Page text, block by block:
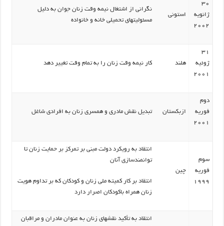
30
ژانویه
2002
استونی
نگرانی از اشتغال نیمه وقت زنان جوان به دلیل
مسئولیتهای تحمیلی خانه و خانواده
31
ژوئیه
2001
هلند کار نیمه وقت زنان را به تمام وقت تغییر دهد
دوم
فوریه
2001
ازبکستان تبدیل نقش مادری و همسری زنان به افرادی شاغل
سوم
فوریه
1999
چین
انتقاد به رویکرد دولت مبنی بر تمرکز بر حمایت زنان تا
توانمندسازی آنان
انتقاد بر کار کمیته ملی زنان و کودکان که بر تداوم هویت
زنان همراه باکودکان اصرار دارد
انتقاد به تأکید نقشهای زنان به عنوان مادران و مراقبان